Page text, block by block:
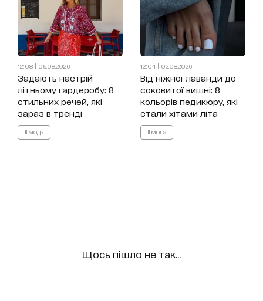
12:08 | 06.08.2026
Задають настрій
літньому гардеробу: 8
стильних речей, які
зараз в тренді
#мода
12:04 | 02.08.2026
Від ніжної лаванди до
соковитої вишні: 8
кольорів педикюру, які
стали хітами літа
#мода
Щось пішло не так...